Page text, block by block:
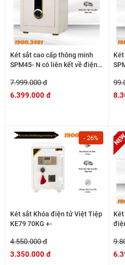
Két sắt cao cấp thông minh
SPM45- N có liên kết về điện
7.999.000 đ
6.399.000 đ
- 26%
Két sắt Khóa điện tử Việt Tiệp
KE79 70KG +-
4.550.000 đ
3.350.000 đ
điện